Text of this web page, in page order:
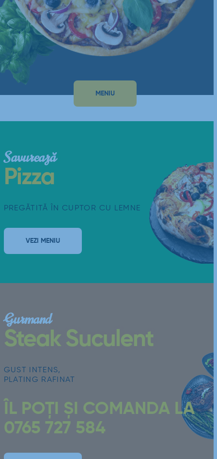
MENIU
Savurează
Pizza
PREGĂTITĂ ÎN CUPTOR CU LEMNE
VEZI MENIU
Gurmand
Steak Suculent
GUST INTENS,
PLATING RAFINAT
ÎL POȚI ȘI COMANDA LA
0765 727 584